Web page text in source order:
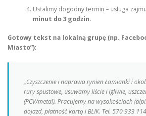
Ustalimy dogodny termin – usługa
minut do 3 godzin.
Gotowy tekst na lokalną grupę (np.
Miasto”):
„Czyszczenie i naprawa rynien Łomianki i
rury spustowe, usuwamy liście i igliwie,
(PCV/metal). Pracujemy na wysokościach
dojazd, płatność kartą i BLIK. Tel. 570 933